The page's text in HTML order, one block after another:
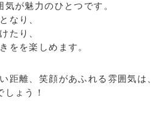
が魅力のひとつです。
なり、
たり、
をを楽しめます。
距離、笑顔があふれる雰囲気は、
ょう！